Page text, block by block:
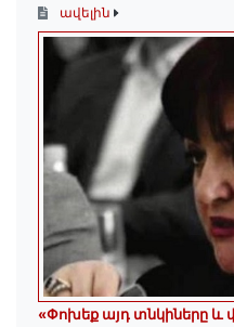
ավելին
«Փոխեք այդ տնկիները և